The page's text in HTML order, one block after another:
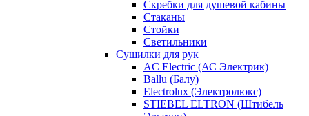
Скребки для душевой кабины
Стаканы
Стойки
Светильники
Сушилки для рук
AC Electric (АС Электрик)
Ballu (Балу)
Electrolux (Электролюкс)
STIEBEL ELTRON (Штибель